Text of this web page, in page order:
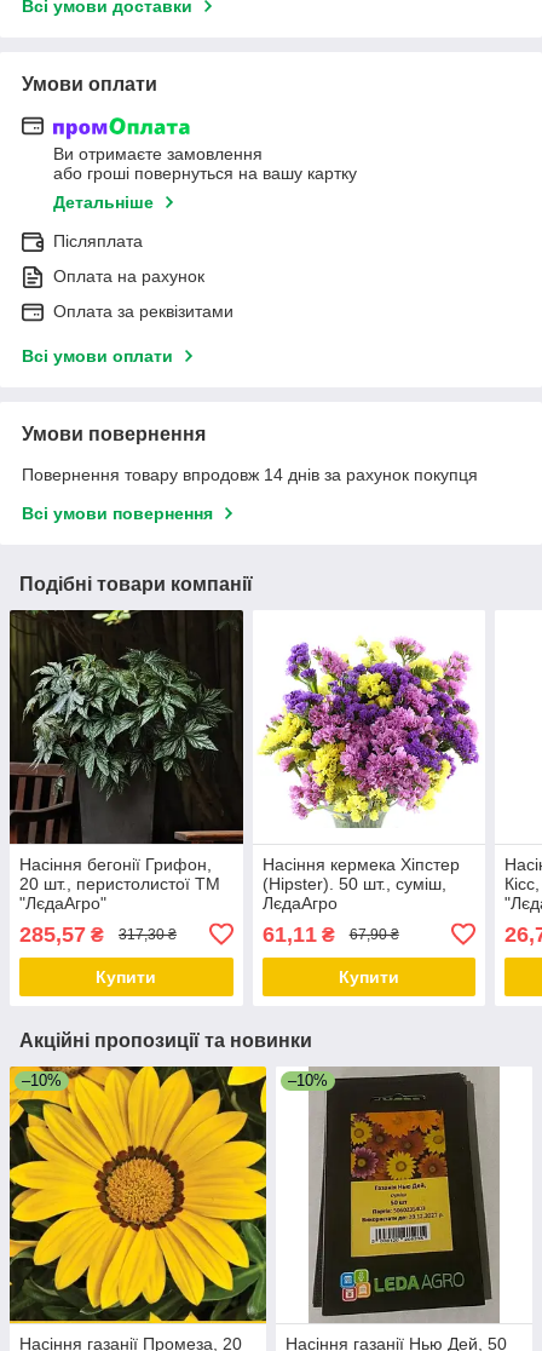
Всі умови доставки
Умови оплати
Ви отримаєте замовлення
або гроші повернуться на вашу картку
Детальніше
Післяплата
Оплата на рахунок
Оплата за реквізитами
Всі умови оплати
Умови повернення
Повернення товару впродовж 14 днів за рахунок покупця
Всі умови повернення
Подібні товари компанії
Насіння бегонії Грифон,
20 шт., перистолистої ТМ
"ЛєдаАгро"
285,57 ₴ 317,30 ₴
Купити
Насіння кермека Хіпстер
(Hipster). 50 шт., суміш,
ЛєдаАгро
61,11₴ 67,90 ₴
Купити
Акційні пропозиції та новинки
–10%
Насіння газанії Промеза, 20
–10%
Насіння газанії Нью Дей, 50